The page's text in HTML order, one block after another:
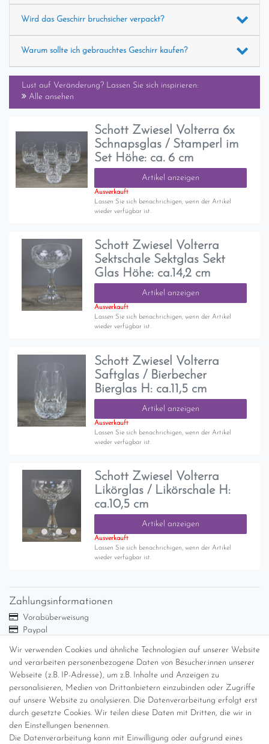
Wird das Geschirr bruchsicher verpackt?
Warum sollte ich gebrauchtes Geschirr kaufen?
Lust auf Veränderung? Lassen Sie sich inspirieren:
Alle ansehen
Schott Zwiesel Volterra 6x
Schnapsglas / Stamperl im
Set Höhe: ca. 6 cm
Artikel anzeigen
Ausverkauft
Lassen Sie sich benachrichigen, wenn der Artikel
wieder verfügbar ist.
Schott Zwiesel Volterra
Sektschale Sektglas Sekt
Glas Höhe: ca.14,2 cm
Artikel anzeigen
Ausverkauft
Lassen Sie sich benachrichigen, wenn der Artikel
wieder verfügbar ist.
Schott Zwiesel Volterra
Saftglas / Bierbecher
Bierglas H: ca.11,5 cm
Artikel anzeigen
Ausverkauft
Lassen Sie sich benachrichigen, wenn der Artikel
wieder verfügbar ist.
Schott Zwiesel Volterra
Likörglas / Likörschale H:
ca.10,5 cm
Artikel anzeigen
Ausverkauft
Lassen Sie sich benachrichigen, wenn der Artikel
wieder verfügbar ist.
Wir verwenden Cookies und ähnliche Technologien auf unserer Website
und verarbeiten personenbezogene Daten von Besucher:innen unserer
Webseite (z.B. IP-Adresse), um z.B. Inhalte und Anzeigen zu
personalisieren, Medien von Drittanbietern einzubinden oder Zugriffe
auf unsere Website zu analysieren. Die Datenverarbeitung erfolgt erst
durch gesetzte Cookies. Wir teilen diese Daten mit Dritten, die wir in
den Einstellungen benennen.
Die Datenverarbeitung kann mit Einwilligung oder aufgrund eines
Zahlungsinformationen
Vorabüberweisung
Paypal
Versandinformationen
Versand per GLS (6,90 Euro) oder DHL (8,49 Euro ) inkl. MwSt.
(innerhalb Deutschlands)
kostenfreie Lieferung ab 150 Euro Warenwert (innerhalb